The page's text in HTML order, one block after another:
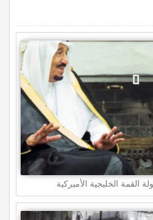
الخليجية الأميركية